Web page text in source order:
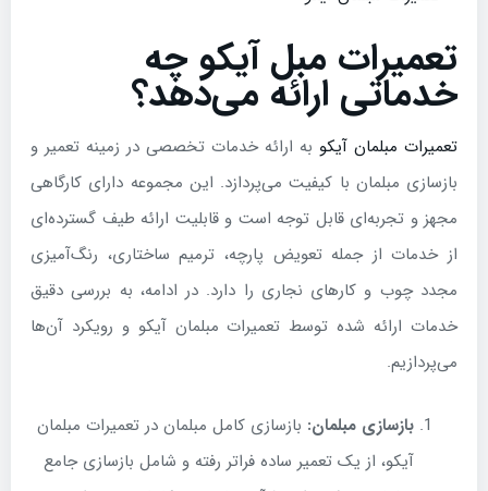
تعمیرات مبل آیکو چه
خدماتی ارائه می‌دهد؟
تعمیرات مبلمان آیکو به ارائه خدمات تخصصی در زمینه تعمیر و
بازسازی مبلمان با کیفیت می‌پردازد. این مجموعه دارای کارگاهی
مجهز و تجربه‌ای قابل توجه است و قابلیت ارائه طیف گسترده‌ای
از خدمات از جمله تعویض پارچه، ترمیم ساختاری، رنگ‌آمیزی
مجدد چوب و کارهای نجاری را دارد. در ادامه، به بررسی دقیق
خدمات ارائه شده توسط تعمیرات مبلمان آیکو و رویکرد آن‌ها
می‌پردازیم.
بازسازی مبلمان: بازسازی کامل مبلمان در تعمیرات مبلمان
آیکو، از یک تعمیر ساده فراتر رفته و شامل بازسازی جامع